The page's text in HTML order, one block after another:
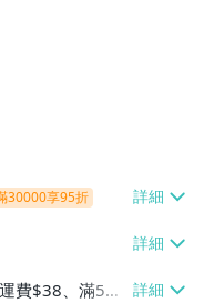
30000享95折
費$38、滿5件